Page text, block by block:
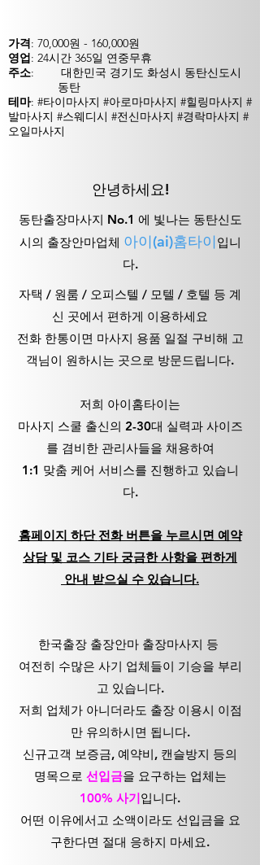
가격: 70,000원 - 160,000원
영업: 24시간 365일 연중무휴
주소:
대한민국 경기도 화성시 동탄신도시
동탄
테마: #타이마사지 #아로마마사지 #힐링마사지 #
발마사지 #스웨디시 #전신마사지 #경락마사지 #
오일마사지
안녕하세요!
동탄출장마사지 No.1 에 빛나는 동탄신도
시의 출장안마업체 아이(ai)홈타이입니
다.
자택 / 원룸 / 오피스텔 / 모텔 / 호텔 등 계
신 곳에서 편하게 이용하세요
전화 한통이면 마사지 용품 일절 구비해 고
객님이 원하시는 곳으로 방문드립니다.
저희 아이홈타이는
마사지 스쿨 출신의 2-30대 실력과 사이즈
를 겸비한 관리사들을 채용하여
1:1 맞춤 케어 서비스를 진행하고 있습니
다.
홈페이지 하단 전화 버튼을 누르시면 예약
상담 및 코스 기타 궁금한 사항을 편하게
안내 받으실 수 있습니다.
한국출장 출장안마 출장마사지 등
여전히 수많은 사기 업체들이 기승을 부리
고 있습니다.
저희 업체가 아니더라도 출장 이용시 이점
만 유의하시면 됩니다.
신규고객 보증금, 예약비, 캔슬방지 등의
명목으로 선입금을 요구하는 업체는
100% 사기입니다.
어떤 이유에서고 소액이라도 선입금을 요
구한다면 절대 응하지 마세요.